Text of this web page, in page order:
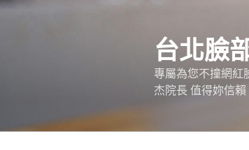
跳
台北臉
專屬為您不撞網紅
杰院長 值得妳信